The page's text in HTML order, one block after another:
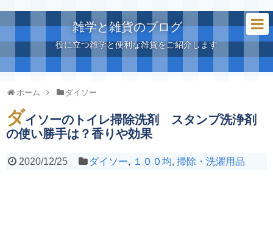
雑学と雑貨のブログ
役に立つ雑学と便利な雑貨をご紹介します
ホーム ダイソー
ダイソーのトイレ掃除洗剤 スタンプ洗浄剤
の使い勝手は？香りや効果
2020/12/25 ダイソー, １００均,掃除・洗濯用品